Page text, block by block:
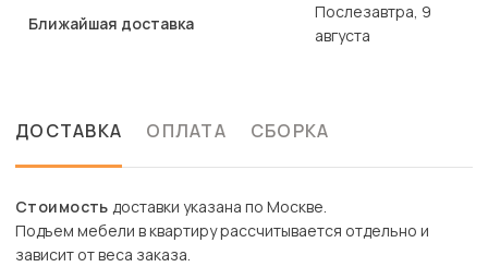
Ближайшая доставка
Послезавтра, 9
августа
ДОСТАВКА ОПЛАТА СБОРКА
Стоимость доставки указана по Москве.
Подъем мебели в квартиру рассчитывается отдельно и
зависит от веса заказа.